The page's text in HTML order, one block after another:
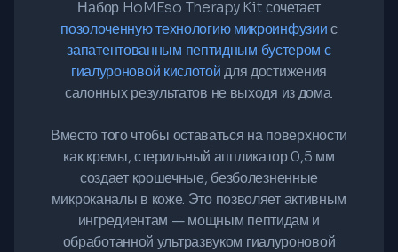
Набор HoMEso Therapy Kit сочетает
позолоченную технологию микроинфузиис
запатентованным пептидным бустером с
гиалуроновой кислотойдля достижения
салонных результатов не выходя из дома.
Вместо того чтобы оставаться на поверхности
как кремы, стерильный аппликатор 0,5 мм
создает крошечные, безболезненные
микроканалы в коже. Это позволяет активным
ингредиентам — мощным пептидам и
обработанной ультразвуком гиалуроновой